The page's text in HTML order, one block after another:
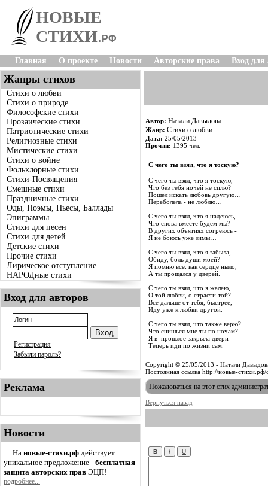
НОВЫЕ
СТИХИ. РФ
Главная О проекте Новости Авторские права Вход для
Жанры стихов
Стихи о любви
Стихи о природе
Философские стихи
Прозаические стихи
Патриотические стихи
Религиозные стихи
Мистические стихи
Стихи о войне
Фольклорные стихи
Стихи-Посвящения
Смешные стихи
Праздничные стихи
Оды, Поэмы, Пьесы, Баллады
Эпиграммы
Стихи для песен
Стихи для детей
Детские стихи
Прочие стихи
Лирическое отступление
НАРОДные стихи
Вход для авторов
Регистрация
Забыли пароль?
Реклама
Новости
На новые-стихи.рф действует
уникальное предложение - бесплатная
защита авторских прав ЭЦП!
подробнее...
Автор: Натали Давыдова
Жанр: Стихи о любви
Дата: 25/05/2013
Прочли: 1395 чел.
С чего ты взял, что я тоскую?
С чего ты взял, что я тоскую,
Что без тебя ночей не сплю?
Пошел искать любовь другую…
Переболела - не люблю…
С чего ты взял, что я надеюсь,
Что снова вместе будем мы?
В других объятиях согреюсь -
Я не боюсь уже зимы…
С чего ты взял, что я забыла,
Обиду, боль души моей?
Я помню все: как сердце ныло,
А ты прощался у дверей.
С чего ты взял, что я жалею,
О той любви, о страсти той?
Все дальше от тебя, быстрее,
Иду уже к любви другой.
С чего ты взял, что также верю?
Что снишься мне ты по ночам?
Я в прошлое закрыла двери -
Теперь иди по жизни сам.
Copyright © 25/05/2013 - Натали
Постоянная ссылка http://новые-стихи.рф/
Пожаловаться на этот стих
Вернуться назад